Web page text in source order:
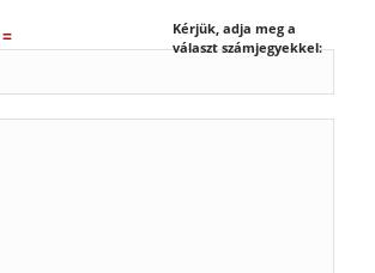
Kérjük, adja meg a
választ számjegyekkel: